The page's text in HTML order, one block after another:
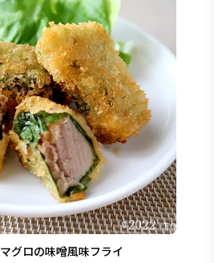
マグロの味噌風味フライ